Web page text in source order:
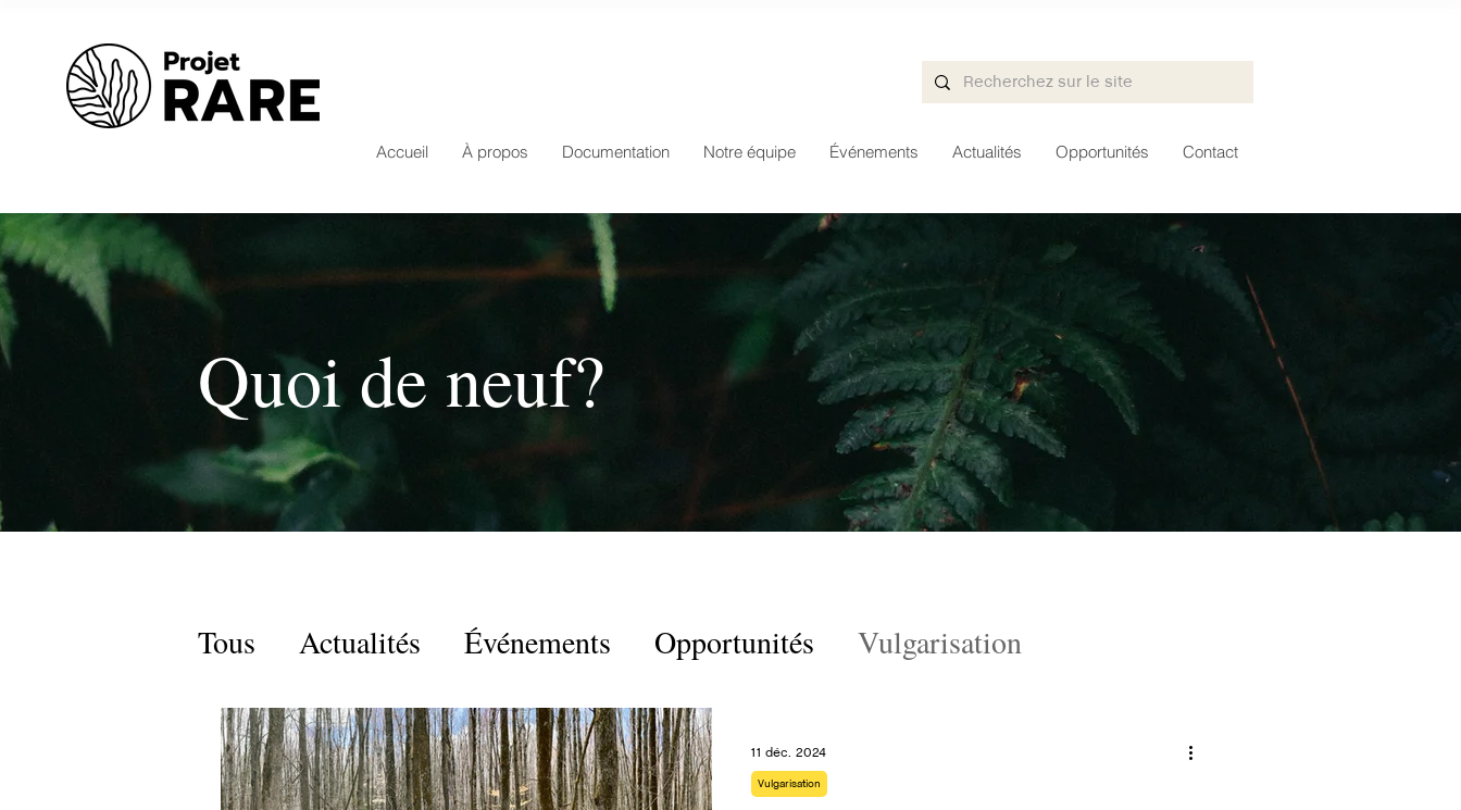
Accueil À propos Documentation Notre équipe Événements Actualités Opportunités Contact
Quoi de neuf?
Tous Actualités Événements Opportunités Vulgarisation
Vulgarisation
11 déc. 2024